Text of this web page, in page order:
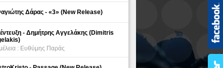
Δάρας - «3» (New Release)
- Δημήτρης Αγγελάκης (Dimitris
: Ευθύμης Παράς